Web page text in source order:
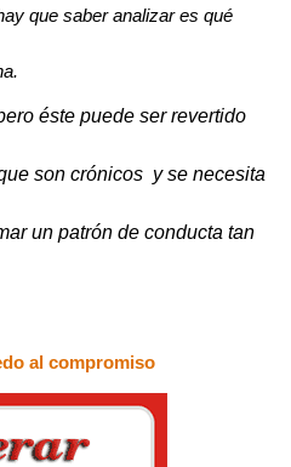
que saber analizar es qué
éste puede ser revertido
son crónicos y se necesita
un patrón de conducta tan
al compromiso